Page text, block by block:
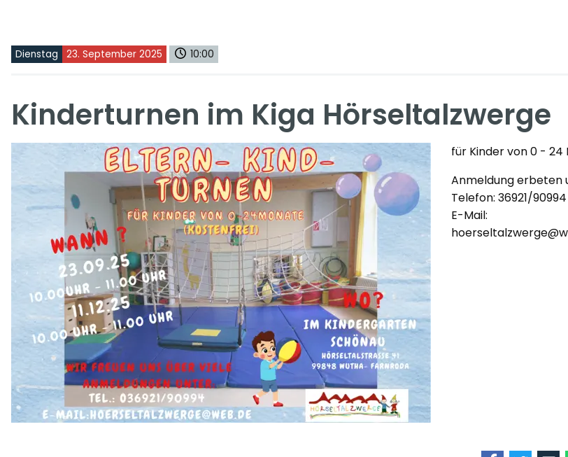
Dienstag 23. September 2025 10:00
Kinderturnen im Kiga Hörseltalzwerge
für Kinder von 0 - 24
Anmeldung erbeten
Telefon: 36921/90994
E-Mail: